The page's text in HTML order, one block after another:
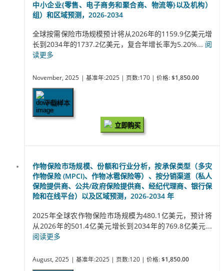
中小企业{零售、电子商务和聚合商、物流等}以及机构）
组）和区域预测，2026-2034
全球按需保险市场规模预计将从2026年的1159.9亿美元增
长到2034年的1737.2亿美元，复合年增长率为5.20%... 阅
读更多
November, 2025 | 基准年:2025 | 页数:170 | 价格: $1,850.00
下载样本
立即购买
作物保险市场规模、份额和行业分析，按承保类型（多灾
作物保险 (MPCI)、作物冰雹保险等）、按分销渠道（私人
保险提供商、公共/政府保险提供商、经纪代理商、银行保
险和在线平台）以及区域预测，2026-2034 年
2025年全球农作物保险市场规模为480.1亿美元，预计将
从2026年的501.4亿美元增长到2034年的769.8亿美元...
阅读更多
August, 2025 | 基准年:2025 | 页数:120 | 价格: $1,850.00